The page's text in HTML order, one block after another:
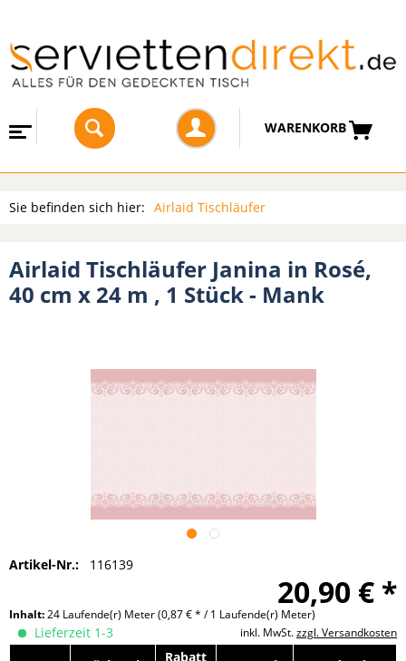
WARENKORB
Sie befinden sich hier: Airlaid Tischläufer
Airlaid Tischläufer Janina in Rosé,
40 cm x 24 m , 1 Stück - Mank
Artikel-Nr.: 116139
20,90 € *
Inhalt:24 Laufende(r) Meter(0,87 € * / 1 Laufende(r) Meter)
inkl. MwSt.zzgl. Versandkosten
Lieferzeit 1-3
Rabatt